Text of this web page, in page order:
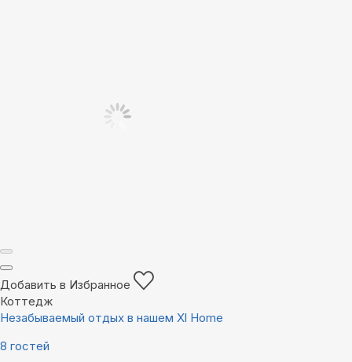
Добавить в Избранное
Коттедж
Незабываемый отдых в нашем Xl Home
8 гостей